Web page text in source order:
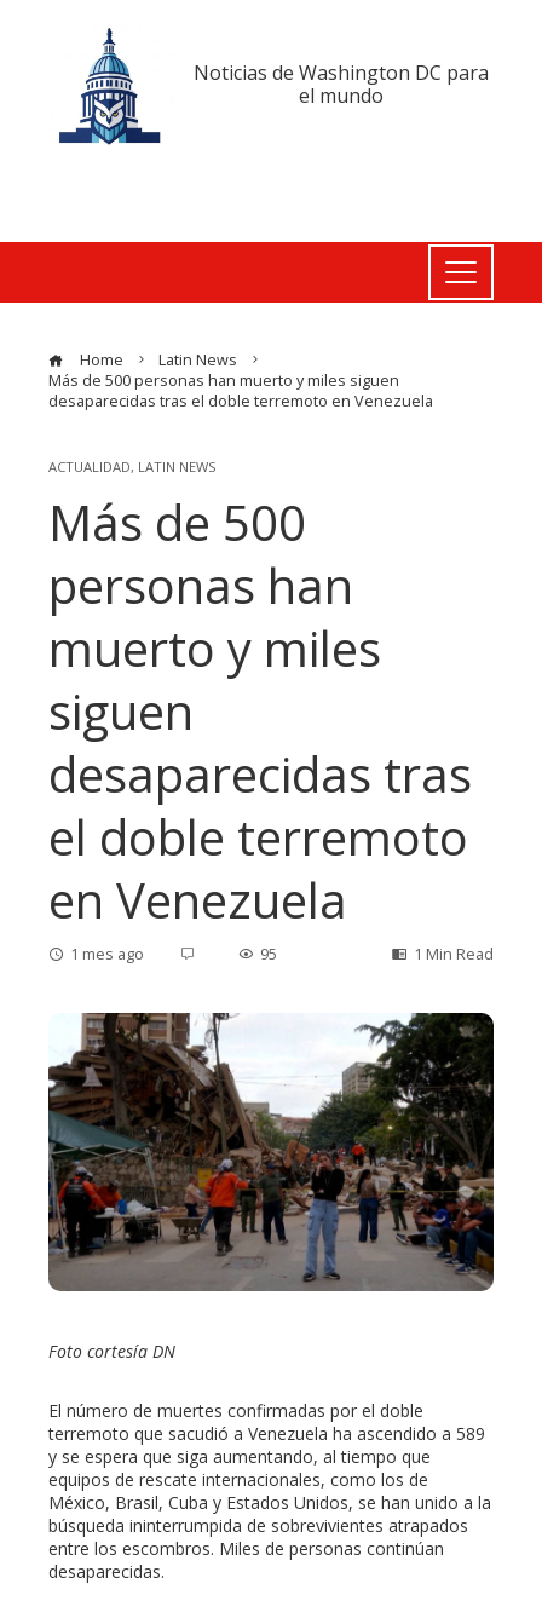
Noticias de Washington DC para
el mundo
Home
Latin News
Más de 500 personas han muerto y miles siguen
desaparecidas tras el doble terremoto en Venezuela
ACTUALIDAD, LATIN NEWS
Más de 500
personas han
muerto y miles
siguen
desaparecidas tras
el doble terremoto
en Venezuela
1 mes ago 95 1 Min Read
Foto cortesía DN
El número de muertes confirmadas por el doble
terremoto que sacudió a Venezuela ha ascendido a 589
y se espera que siga aumentando, al tiempo que
equipos de rescate internacionales, como los de
México, Brasil, Cuba y Estados Unidos, se han unido a la
búsqueda ininterrumpida de sobrevivientes atrapados
entre los escombros. Miles de personas continúan
desaparecidas.